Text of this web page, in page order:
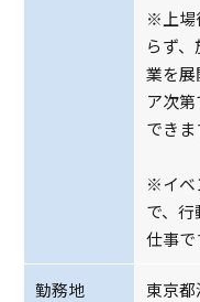
※上場
らず
業を
ア次
できま
※イベ
で、
仕事で
勤務地
東京